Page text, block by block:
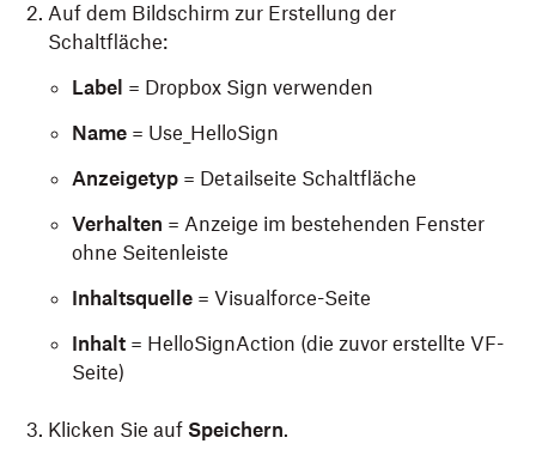
Auf dem Bildschirm zur Erstellung der
Schaltfläche:
Label = Dropbox Sign verwenden
Name = Use_HelloSign
Anzeigetyp = Detailseite Schaltfläche
Verhalten = Anzeige im bestehenden Fenster
ohne Seitenleiste
Inhaltsquelle = Visualforce-Seite
Inhalt = HelloSignAction (die zuvor erstellte VF-
Seite)
Klicken Sie auf Speichern.